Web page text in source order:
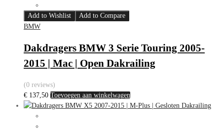
Add to Wishlist
Add to Compare
BMW
Dakdragers BMW 3 Serie Touring 2005-
2015 | Mac | Open Dakrailing
(0 reviews)
€ 137,50 Toevoegen aan winkelwagen